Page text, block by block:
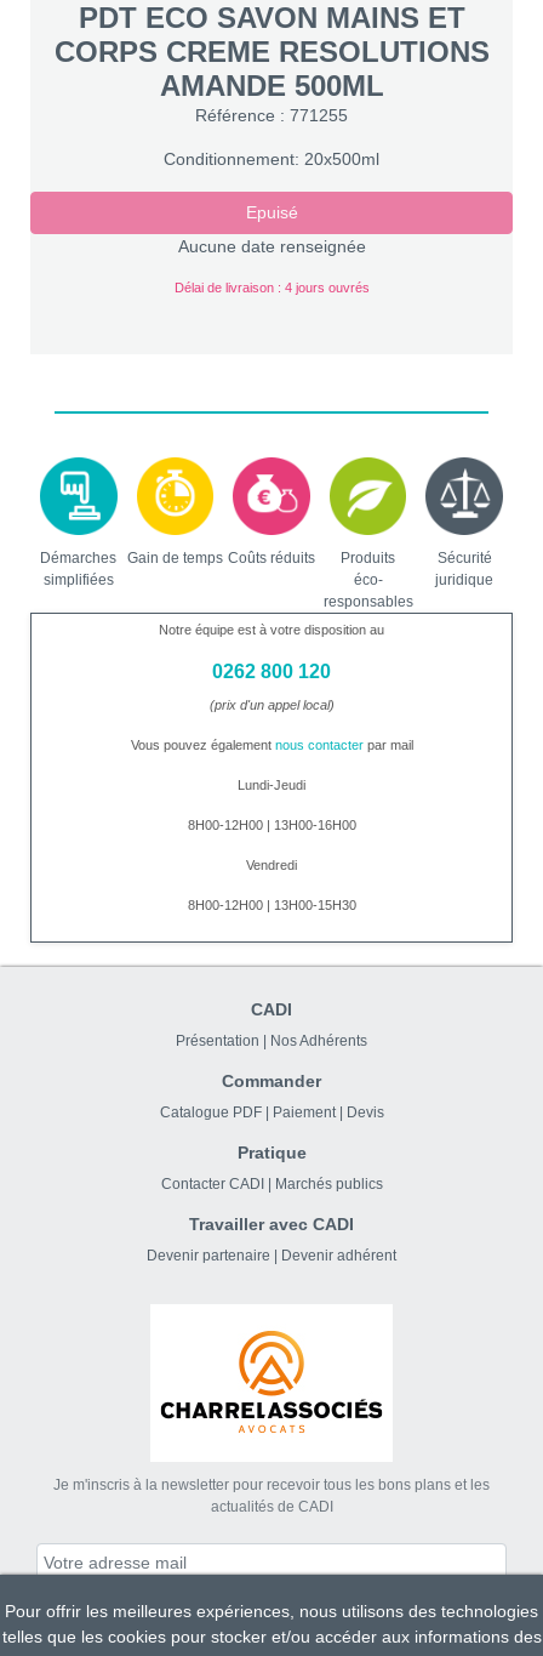
PDT ECO SAVON MAINS ET
CORPS CREME RESOLUTIONS
AMANDE 500ML
Référence : 771255
Conditionnement: 20x500ml
Epuisé
Aucune date renseignée
Délai de livraison : 4 jours ouvrés
Démarches
simplifiées
Gain de temps Coûts réduits
Produits
éco-
responsables
Sécurité
juridique
Notre équipe est à votre disposition au
0262 800 120
(prix d'un appel local)
Vous pouvez également nous contacterpar mail
Lundi-Jeudi
8H00-12H00 | 13H00-16H00
Vendredi
8H00-12H00 | 13H00-15H30
CADI
Présentation | Nos Adhérents
Commander
Catalogue PDF | Paiement | Devis
Pratique
Contacter CADI | Marchés publics
Travailler avec CADI
Devenir partenaire | Devenir adhérent
Je m'inscris à la newsletter pour recevoir tous les bons plans et les
actualités de CADI
S'abonner
Pour offrir les meilleures expériences, nous utilisons des technologies
telles que les cookies pour stocker et/ou accéder aux informations des